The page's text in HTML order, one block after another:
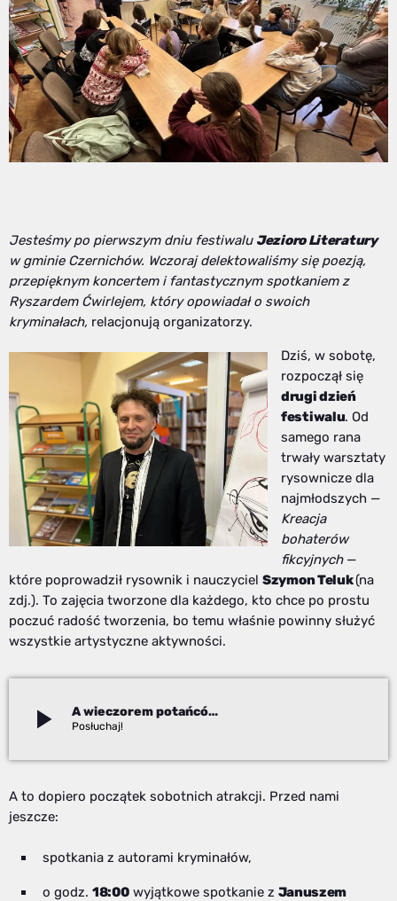
Jesteśmy po pierwszym dniu festiwalu Jezioro Literatury
w gminie Czernichów. Wczoraj delektowaliśmy się poezją,
przepięknym koncertem i fantastycznym spotkaniem z
Ryszardem Ćwirlejem, który opowiadał o swoich
kryminałach, relacjonują organizatorzy.
Dziś, w sobotę,
rozpoczął się
drugi dzień
festiwalu. Od
samego rana
trwały warsztaty
rysownicze dla
najmłodszych —
Kreacja
bohaterów
fikcyjnych—
które poprowadził rysownik i nauczyciel Szymon Teluk(na
zdj.). To zajęcia tworzone dla każdego, kto chce po prostu
poczuć radość tworzenia, bo temu właśnie powinny służyć
wszystkie artystyczne aktywności.
play_arrow A wieczorem potańcówka…
A to dopiero początek sobotnich atrakcji. Przed nami
jeszcze:
spotkania z autorami kryminałów,
o godz. 18:00wyjątkowe spotkanie z Januszem